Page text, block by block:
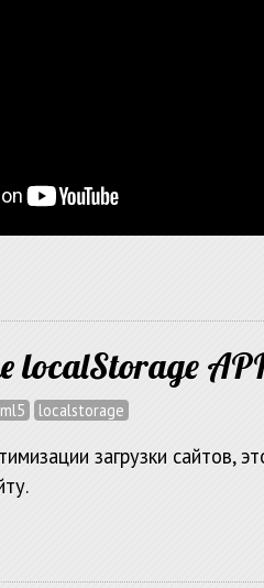
localStorage
localstorage
загрузки сайтов,